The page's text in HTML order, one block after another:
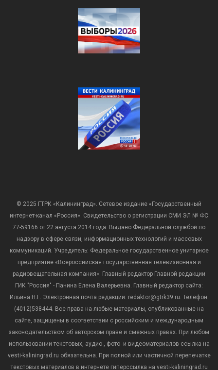
© 2025 ГТРК «Калининград». Сетевое издание «Государственный
интернет-канал «Россия». Свидетельство о регистрации СМИ ЭЛ № ФС
77-59166 от 22 августа 2014 года. Выдано Федеральной службой по
надзору в сфере связи, информационных технологий и массовых
коммуникаций. Учредитель: Федеральное государственное унитарное
предприятие «Всероссийская государственная телевизионная и
радиовещательная компания». Главный редактор Главной редакции
ГИК "Россия" - Панина Елена Валерьевна. Главный редактор сайта:
Ильина Н.Г. Электронная почта редакции: redaktor@gtrk39.ru. Телефон:
(4012)538444. Все права на любые материалы, опубликованные на
сайте, защищены в соответствии с российским и международным
законодательством об авторском праве и смежных правах. При любом
использовании текстовых, аудио-, фото- и видеоматериалов ссылка на
vesti-kaliningrad.ru обязательна. При полной или частичной перепечатке
текстовых материалов в интернете гиперссылка на vesti-kaliningrad.ru